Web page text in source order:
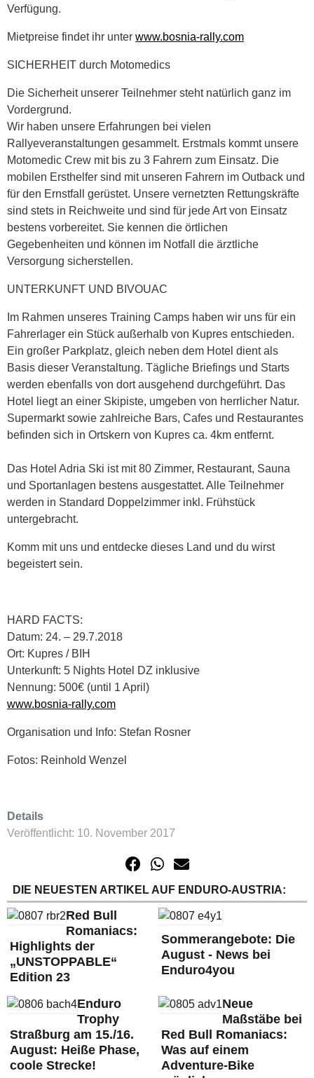
Verfügung.
Mietpreise findet ihr unter www.bosnia-rally.com
SICHERHEIT durch Motomedics
Die Sicherheit unserer Teilnehmer steht natürlich ganz im
Vordergrund.
Wir haben unsere Erfahrungen bei vielen
Rallyeveranstaltungen gesammelt. Erstmals kommt unsere
Motomedic Crew mit bis zu 3 Fahrern zum Einsatz. Die
mobilen Ersthelfer sind mit unseren Fahrern im Outback und
für den Ernstfall gerüstet. Unsere vernetzten Rettungskräfte
sind stets in Reichweite und sind für jede Art von Einsatz
bestens vorbereitet. Sie kennen die örtlichen
Gegebenheiten und können im Notfall die ärztliche
Versorgung sicherstellen.
UNTERKUNFT UND BIVOUAC
Im Rahmen unseres Training Camps haben wir uns für ein
Fahrerlager ein Stück außerhalb von Kupres entschieden.
Ein großer Parkplatz, gleich neben dem Hotel dient als
Basis dieser Veranstaltung. Tägliche Briefings und Starts
werden ebenfalls von dort ausgehend durchgeführt. Das
Hotel liegt an einer Skipiste, umgeben von herrlicher Natur.
Supermarkt sowie zahlreiche Bars, Cafes und Restaurantes
befinden sich in Ortskern von Kupres ca. 4km entfernt.
Das Hotel Adria Ski ist mit 80 Zimmer, Restaurant, Sauna
und Sportanlagen bestens ausgestattet. Alle Teilnehmer
werden in Standard Doppelzimmer inkl. Frühstück
untergebracht.
Komm mit uns und entdecke dieses Land und du wirst
begeistert sein.
HARD FACTS:
Datum: 24. – 29.7.2018
Ort: Kupres / BIH
Unterkunft: 5 Nights Hotel DZ inklusive
Nennung: 500€ (until 1 April)
www.bosnia-rally.com
Organisation und Info: Stefan Rosner
Fotos: Reinhold Wenzel
Details
Veröffentlicht: 10. November 2017
DIE NEUESTEN ARTIKEL AUF ENDURO-AUSTRIA:
Red Bull
Romaniacs:
Highlights der
„UNSTOPPABLE“
Edition 23
Sommerangebote: Die
August - News bei
Enduro4you
Enduro
Trophy
Straßburg am 15./16.
August: Heiße Phase,
coole Strecke!
Neue
Maßstäbe bei
Red Bull Romaniacs:
Was auf einem
Adventure-Bike